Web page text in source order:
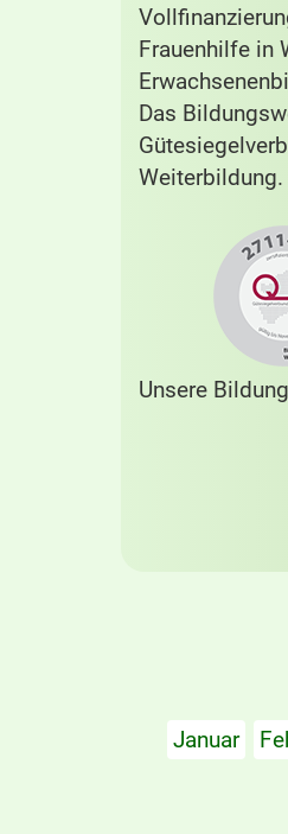
Frauenhilfe in
Das
Weiterbildung.
Unsere
Januar